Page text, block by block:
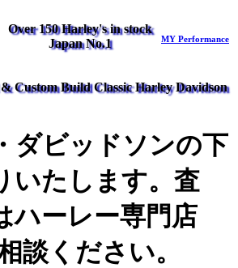
Over 150 Harley's in stock
Japan No.1
MY Performance
Custom Build Classic Harley Davidson
ダビッドソンの下
いたします。査
ハーレー専門店
談ください。